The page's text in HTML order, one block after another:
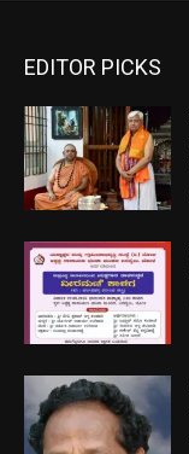
EDITOR PICKS